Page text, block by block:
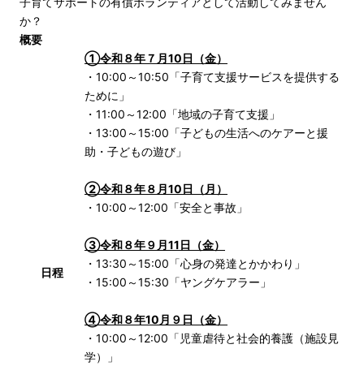
か？
概要
日程
①令和８年７月10日（金）
・10:00～10:50「子育て支援サービスを提供する
ために」
・11:00～12:00「地域の子育て支援」
・13:00～15:00「子どもの生活へのケアーと援
助・子どもの遊び」
②令和８年８月10日（月）
・10:00～12:00「安全と事故」
③令和８年９月11日（金）
・13:30～15:00「心身の発達とかかわり」
・15:00～15:30「ヤングケアラー」
④令和８年10月９日（金）
・10:00～12:00「児童虐待と社会的養護（施設見
学）」